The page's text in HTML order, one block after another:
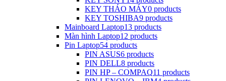
KEY THÁO MÁY0 products
KEY TOSHIBA9 products
Mainboard Laptop13 products
Màn hình Laptop12 products
Pin Laptop54 products
PIN ASUS6 products
PIN DELL8 products
PIN HP – COMPAQ11 products